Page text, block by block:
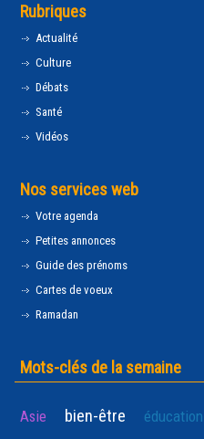
Rubriques
Actualité
Culture
Débats
Santé
Vidéos
Nos services web
Votre agenda
Petites annonces
Guide des prénoms
Cartes de voeux
Ramadan
Mots-clés de la semaine
Asie bien-être éducation